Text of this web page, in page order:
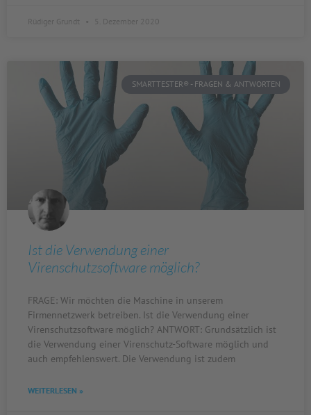
Rüdiger Grundt 5. Dezember 2020
SMARTTESTER® - FRAGEN & ANTWORTEN
Ist die Verwendung einer
Virenschutzsoftware möglich?
FRAGE: Wir möchten die Maschine in unserem
Firmennetzwerk betreiben. Ist die Verwendung einer
Virenschutzsoftware möglich? ANTWORT: Grundsätzlich ist
die Verwendung einer Virenschutz-Software möglich und
auch empfehlenswert. Die Verwendung ist zudem
WEITERLESEN »